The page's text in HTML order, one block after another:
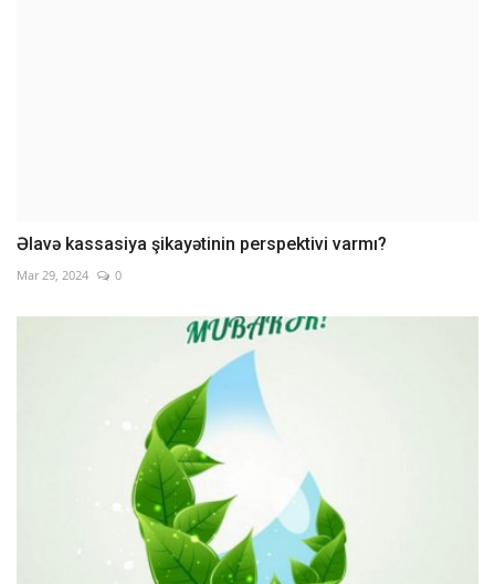
Əlavə kassasiya şikayətinin perspektivi varmı?
Mar 29, 2024 0